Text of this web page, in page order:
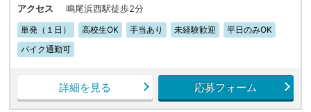
アクセス
鳴尾浜西駅徒歩2分
単発（１日） 高校生OK 手当あり 未経験歓迎
平日のみOK
バイク通勤可
詳細を見る 応募フォーム